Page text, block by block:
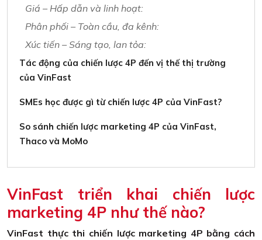
Giá – Hấp dẫn và linh hoạt:
Phân phối – Toàn cầu, đa kênh:
Xúc tiến – Sáng tạo, lan tỏa:
Tác động của chiến lược 4P đến vị thế thị trường
của VinFast
SMEs học được gì từ chiến lược 4P của VinFast?
So sánh chiến lược marketing 4P của VinFast,
Thaco và MoMo
VinFast triển khai chiến lược
marketing 4P như thế nào?
VinFast thực thi chiến lược marketing 4P bằng cách